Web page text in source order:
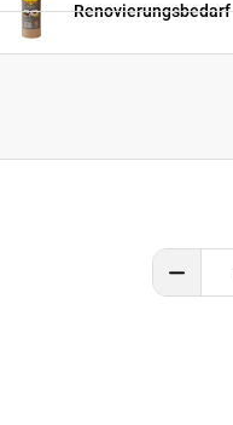
Renovierungsbedarf